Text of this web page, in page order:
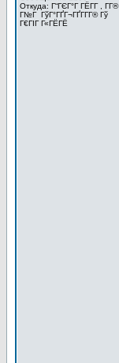
Откуда: Г“ГЄГ°Г ГЁГ­Г , Г­Г®
Г№Г ГўГ°ГҐГ¬ГҐГ­Г­Г® Гў
Г€ГІГ Г«ГЁГЁ